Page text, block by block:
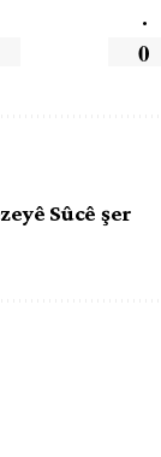
.
0
Sûcê şer